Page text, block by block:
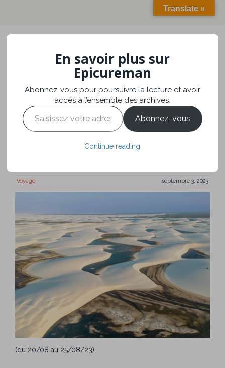
Brésil, sublimes
Lençois de
Maranhenses
Voyage septembre 3, 2023
(du 20/08 au 25/08/23)
Translate »
En savoir plus sur
Epicureman
Abonnez-vous pour poursuivre la lecture et avoir
accès à l’ensemble des archives.
Saisissez
votre
adresse
Abonnez-vous
Continue reading